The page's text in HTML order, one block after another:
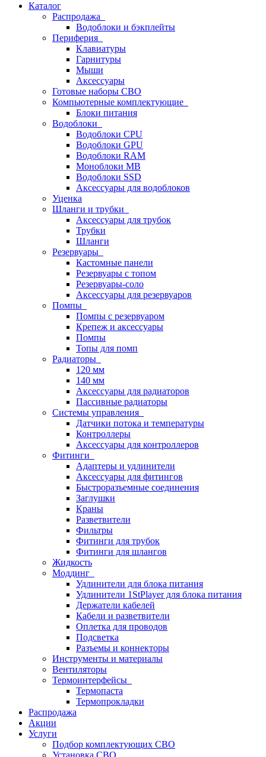
Каталог
Распродажа
Водоблоки и бэкплейты
Периферия
Клавиатуры
Гарнитуры
Мыши
Аксессуары
Готовые наборы СВО
Компьютерные комплектующие
Блоки питания
Водоблоки
Водоблоки CPU
Водоблоки GPU
Водоблоки RAM
Моноблоки MB
Водоблоки SSD
Аксессуары для водоблоков
Уценка
Шланги и трубки
Аксессуары для трубок
Трубки
Шланги
Резервуары
Кастомные панели
Резервуары с топом
Резервуары-соло
Аксессуары для резервуаров
Помпы
Помпы с резервуаром
Крепеж и аксессуары
Помпы
Топы для помп
Радиаторы
120 мм
140 мм
Аксессуары для радиаторов
Пассивные радиаторы
Системы управления
Датчики потока и температуры
Контроллеры
Аксессуары для контроллеров
Фитинги
Адаптеры и удлинители
Аксессуары для фитингов
Быстроразъемные соединения
Заглушки
Краны
Разветвители
Фильтры
Фитинги для трубок
Фитинги для шлангов
Жидкость
Моддинг
Удлинители для блока питания
Удлинители 1StPlayer для блока питания
Держатели кабелей
Кабели и разветвители
Оплетка для проводов
Подсветка
Разъемы и коннекторы
Инструменты и материалы
Вентиляторы
Термоинтерфейсы
Термопаста
Термопрокладки
Распродажа
Акции
Услуги
Подбор комплектующих СВО
Установка СВО